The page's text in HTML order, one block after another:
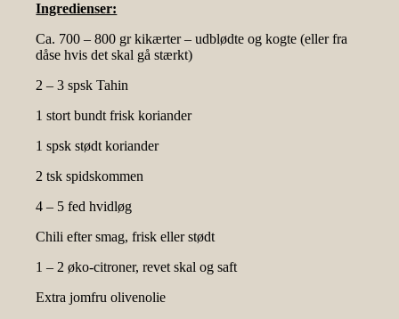
Ingredienser:
Ca. 700 – 800 gr kikærter – udblødte og kogte (eller fra
dåse hvis det skal gå stærkt)
2 – 3 spsk Tahin
1 stort bundt frisk koriander
1 spsk stødt koriander
2 tsk spidskommen
4 – 5 fed hvidløg
Chili efter smag, frisk eller stødt
1 – 2 øko-citroner, revet skal og saft
Extra jomfru olivenolie